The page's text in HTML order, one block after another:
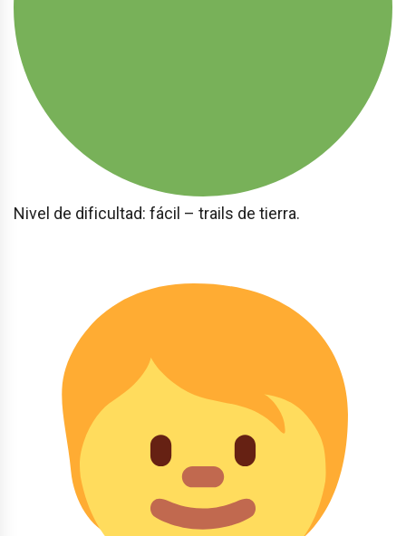
Nivel de dificultad: fácil – trails de tierra.